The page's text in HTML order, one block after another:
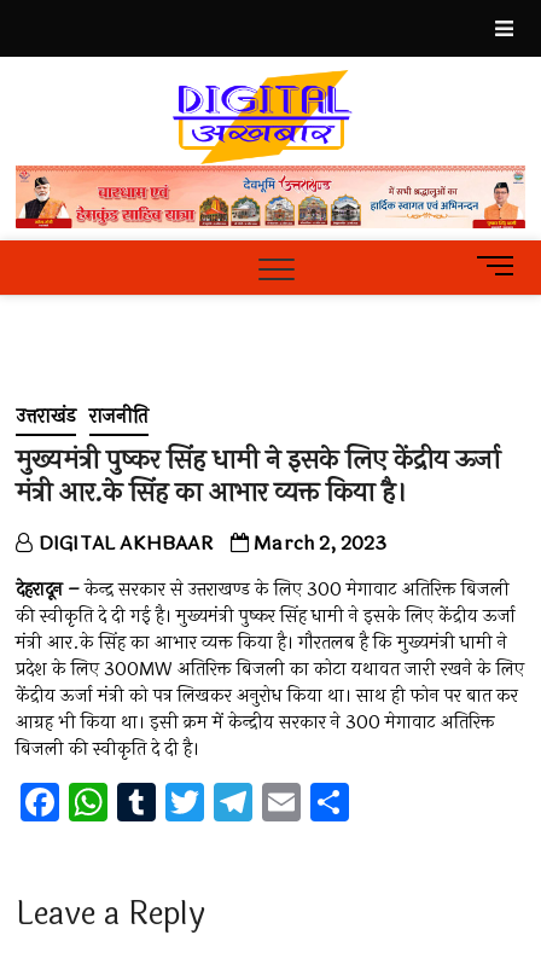
content
Hindi
News
PortalM
e
t
o
उत्तराखंड राजनीति
मुख्यमंत्री पुष्कर सिंह धामी ने इसके लिए केंद्रीय ऊर्जा
मंत्री आर.के सिंह का आभार व्यक्त किया है।
DIGITAL AKHBAAR March 2, 2023
देहरादून –केन्द्र सरकार से उत्तराखण्ड के लिए 300 मेगावाट अतिरिक्त बिजली
की स्वीकृति दे दी गई है। मुख्यमंत्री पुष्कर सिंह धामी ने इसके लिए केंद्रीय ऊर्जा
मंत्री आर.के सिंह का आभार व्यक्त किया है। गौरतलब है कि मुख्यमंत्री धामी ने
प्रदेश के लिए 300MW अतिरिक्त बिजली का कोटा यथावत जारी रखने के लिए
केंद्रीय ऊर्जा मंत्री को पत्र लिखकर अनुरोध किया था। साथ ही फोन पर बात कर
आग्रह भी किया था। इसी क्रम में केन्द्रीय सरकार ने 300 मेगावाट अतिरिक्त
बिजली की स्वीकृति दे दी है।
F
a
b
W
h
s
T
u
bl
T
wi
er
T
el
E
m
Leave a Reply